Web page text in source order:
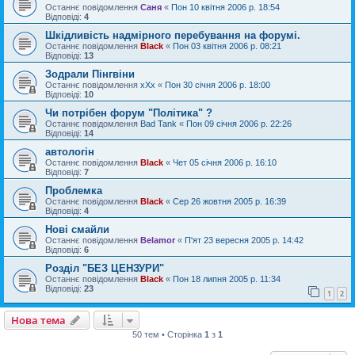
Останнє повідомлення Саня « Пон 10 квітня 2006 р. 18:54
Відповіді: 4
Шкідливість надмірного перебування на форумі.
Останнє повідомлення Black « Пон 03 квітня 2006 р. 08:21
Відповіді: 13
Зодрали Пінгвіни
Останнє повідомлення xXx « Пон 30 січня 2006 р. 18:00
Відповіді: 10
Чи потрібен форум "Політика" ?
Останнє повідомлення Bad Tank « Пон 09 січня 2006 р. 22:26
Відповіді: 14
автологін
Останнє повідомлення Black « Чет 05 січня 2006 р. 16:10
Відповіді: 7
Проблемка
Останнє повідомлення Black « Сер 26 жовтня 2005 р. 16:39
Відповіді: 4
Нові смайли
Останнє повідомлення Belamor « П'ят 23 вересня 2005 р. 14:42
Відповіді: 6
Розділ "БЕЗ ЦЕНЗУРИ"
Останнє повідомлення Black « Пон 18 липня 2005 р. 11:34
Відповіді: 23 1 2
Нова тема
50 тем • Сторінка 1 з 1